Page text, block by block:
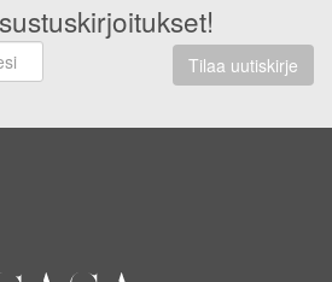
Tilaa uutiskirje